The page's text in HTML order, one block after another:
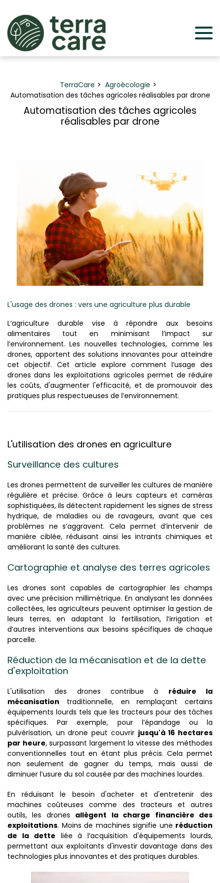
TerraCare
Agroécologie
Automatisation des tâches agricoles réalisables par drone
Automatisation des tâches agricoles
réalisables par drone
L'usage des drones : vers une agriculture plus durable
L’agriculture durable vise à répondre aux besoins
alimentaires tout en minimisant l’impact sur
l’environnement. Les nouvelles technologies, comme les
drones, apportent des solutions innovantes pour atteindre
cet objectif. Cet article explore comment l’usage des
drones dans les exploitations agricoles permet de réduire
les coûts, d'augmenter l'efficacité, et de promouvoir des
pratiques plus respectueuses de l’environnement.
L'utilisation des drones en agriculture
Surveillance des cultures
Les drones permettent de surveiller les cultures de manière
régulière et précise. Grâce à leurs capteurs et caméras
sophistiquées, ils détectent rapidement les signes de stress
hydrique, de maladies ou de ravageurs, avant que ces
problèmes ne s’aggravent. Cela permet d’intervenir de
manière ciblée, réduisant ainsi les intrants chimiques et
améliorant la santé des cultures.
Cartographie et analyse des terres agricoles
Les drones sont capables de cartographier les champs
avec une précision millimétrique. En analysant les données
collectées, les agriculteurs peuvent optimiser la gestion de
leurs terres, en adaptant la fertilisation, l’irrigation et
d’autres interventions aux besoins spécifiques de chaque
parcelle.
Réduction de la mécanisation et de la dette
d'exploitation
L'utilisation des drones contribue à réduire la
mécanisation traditionnelle, en remplaçant certains
équipements lourds tels que les tracteurs pour des tâches
spécifiques. Par exemple, pour l’épandage ou la
pulvérisation, un drone peut couvrir jusqu'à 16 hectares
par heure, surpassant largement la vitesse des méthodes
conventionnelles tout en étant plus précis. Cela permet
non seulement de gagner du temps, mais aussi de
diminuer l’usure du sol causée par des machines lourdes.
En réduisant le besoin d'acheter et d'entretenir des
machines coûteuses comme des tracteurs et autres
outils, les drones allègent la charge financière des
exploitations. Moins de machines signifie une réduction
de la dette liée à l’acquisition d'équipements lourds,
permettant aux exploitants d'investir davantage dans des
technologies plus innovantes et des pratiques durables.